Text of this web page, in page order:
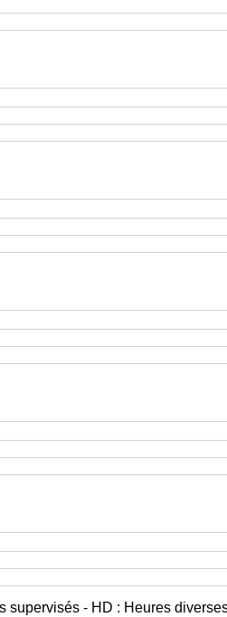
supervisés - HD : Heures